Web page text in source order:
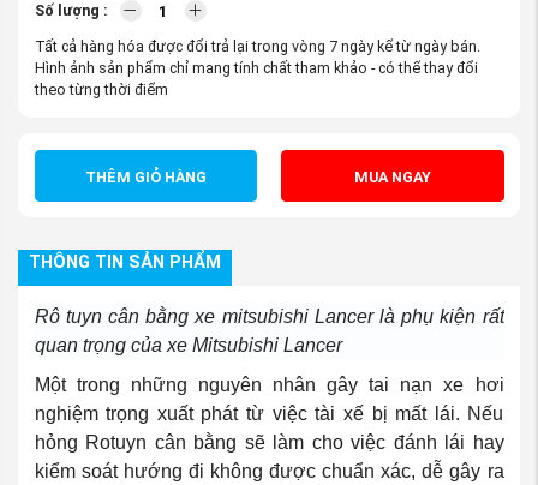
Rotuyn lái trong xe Mitsubishi Lancer
Số lượng :
Tất cả hàng hóa được đổi trả lại trong vòng 7 ngày kể từ ngày bán.
Hình ảnh sản phẩm chỉ mang tính chất tham khảo - có thể thay đổi
theo từng thời điểm
THÊM GIỎ HÀNG MUA NGAY
THÔNG TIN SẢN PHẨM
Rô tuyn cân bằng xe mitsubishi Lancer là phụ kiện rất
quan trọng của xe Mitsubishi Lancer
Một trong những nguyên nhân gây tai nạn xe hơi
nghiệm trọng xuất phát từ việc tài xế bị mất lái. Nếu
hỏng Rotuyn cân bằng sẽ làm cho việc đánh lái hay
kiểm soát hướng đi không được chuẩn xác, dễ gây ra